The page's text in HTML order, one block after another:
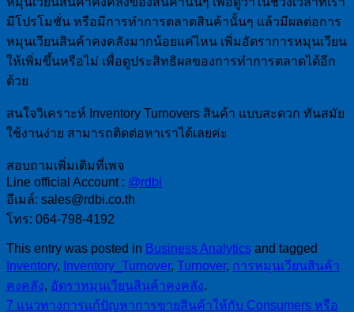
มีโปรโมชั่น หรือมีการทำการตลาดสินค้านั้นๆ แล้วมีผลต่อการ
หมุนเวียนสินค้าคงคลังมากน้อยแค่ไหน เพิ่มอัตราการหมุนเวียน
ให้เพิ่มขึ้นหรือไม่ เพื่อดูประสิทธิผลของการทำการตลาดได้อีก
ด้วย
สนใจวิเคราะห์ Inventory Turnovers สินค้า แบบสะดวก ทันสมัย
ใช้งานง่าย สามารถติดต่อหาเราได้เลยค่ะ
สอบถามเพิ่มเติมที่เพจ
Line official Account : @rdbi
อีเมล์: sales@rdbi.co.th
โทร: 064-798-4192
This entry was posted in Business Analytics and tagged
Inventory, Inventory_Turnover, Turnover, การหมุนเวียนสินค้า
คงคลัง, อัตราหมุนเวียนสินค้าคงคลัง.
7 แนวทางการแก้ปัญหาการขายสินค้าให้กับ Consumers หรือ